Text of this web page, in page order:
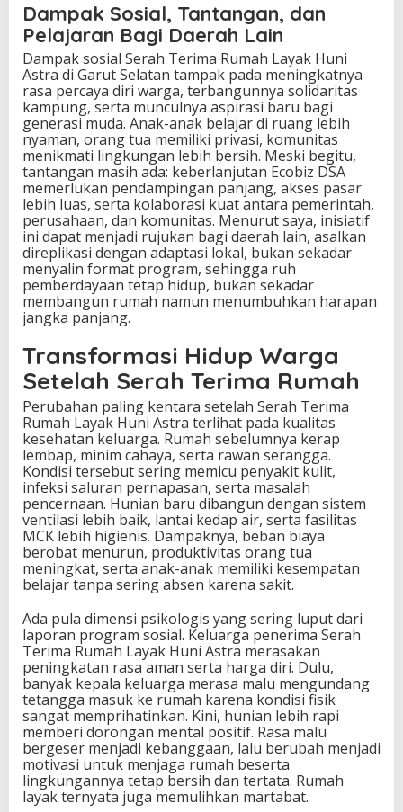
Dampak Sosial, Tantangan, dan
Pelajaran Bagi Daerah Lain
Dampak sosial Serah Terima Rumah Layak Huni
Astra di Garut Selatan tampak pada meningkatnya
rasa percaya diri warga, terbangunnya solidaritas
kampung, serta munculnya aspirasi baru bagi
generasi muda. Anak-anak belajar di ruang lebih
nyaman, orang tua memiliki privasi, komunitas
menikmati lingkungan lebih bersih. Meski begitu,
tantangan masih ada: keberlanjutan Ecobiz DSA
memerlukan pendampingan panjang, akses pasar
lebih luas, serta kolaborasi kuat antara pemerintah,
perusahaan, dan komunitas. Menurut saya, inisiatif
ini dapat menjadi rujukan bagi daerah lain, asalkan
direplikasi dengan adaptasi lokal, bukan sekadar
menyalin format program, sehingga ruh
pemberdayaan tetap hidup, bukan sekadar
membangun rumah namun menumbuhkan harapan
jangka panjang.
Transformasi Hidup Warga
Setelah Serah Terima Rumah
Perubahan paling kentara setelah Serah Terima
Rumah Layak Huni Astra terlihat pada kualitas
kesehatan keluarga. Rumah sebelumnya kerap
lembap, minim cahaya, serta rawan serangga.
Kondisi tersebut sering memicu penyakit kulit,
infeksi saluran pernapasan, serta masalah
pencernaan. Hunian baru dibangun dengan sistem
ventilasi lebih baik, lantai kedap air, serta fasilitas
MCK lebih higienis. Dampaknya, beban biaya
berobat menurun, produktivitas orang tua
meningkat, serta anak-anak memiliki kesempatan
belajar tanpa sering absen karena sakit.
Ada pula dimensi psikologis yang sering luput dari
laporan program sosial. Keluarga penerima Serah
Terima Rumah Layak Huni Astra merasakan
peningkatan rasa aman serta harga diri. Dulu,
banyak kepala keluarga merasa malu mengundang
tetangga masuk ke rumah karena kondisi fisik
sangat memprihatinkan. Kini, hunian lebih rapi
memberi dorongan mental positif. Rasa malu
bergeser menjadi kebanggaan, lalu berubah menjadi
motivasi untuk menjaga rumah beserta
lingkungannya tetap bersih dan tertata. Rumah
layak ternyata juga memulihkan martabat.